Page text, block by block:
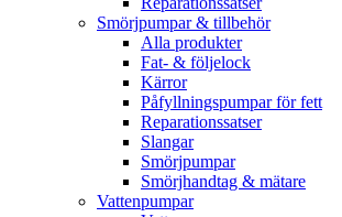
Smörjpumpar & tillbehör
Alla produkter
Fat- & följelock
Kärror
Påfyllningspumpar för fett
Reparationssatser
Slangar
Smörjpumpar
Smörjhandtag & mätare
Vattenpumpar